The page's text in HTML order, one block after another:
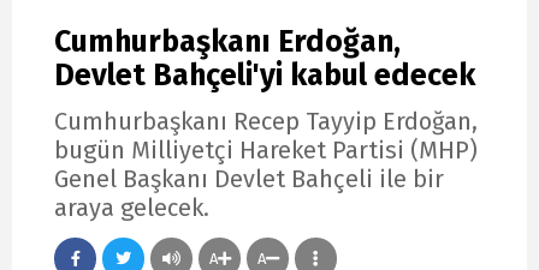
Cumhurbaşkanı Erdoğan,
Devlet Bahçeli'yi kabul edecek
Cumhurbaşkanı Recep Tayyip Erdoğan,
bugün Milliyetçi Hareket Partisi (MHP)
Genel Başkanı Devlet Bahçeli ile bir
araya gelecek.
A A